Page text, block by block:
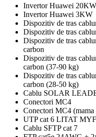
Invertor Huawei 20KW
Invertor Huawei 3KW
Dispozitiv de tras
Dispozitiv de tras
Dispozitiv de tras
carbon
Dispozitiv de tras
carbon (37-90 kg)
Dispozitiv de tras
carbon (28-50 kg)
Cablu SOLAR
Conectori MC4
Conectori MC4 (mama
UTP cat 6 LITAT MYF
Cablu SFTP cat 7